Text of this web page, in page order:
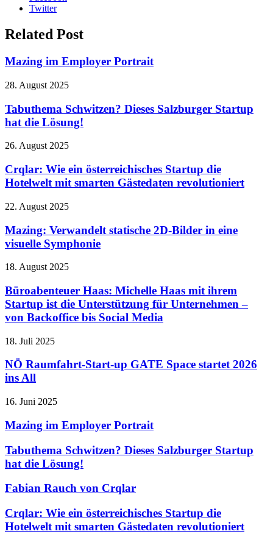
Twitter
Related Post
Mazing im Employer Portrait
28. August 2025
Tabuthema Schwitzen? Dieses Salzburger Startup
hat die Lösung!
26. August 2025
Crqlar: Wie ein österreichisches Startup die
Hotelwelt mit smarten Gästedaten revolutioniert
22. August 2025
Mazing: Verwandelt statische 2D-Bilder in eine
visuelle Symphonie
18. August 2025
Büroabenteuer Haas: Michelle Haas mit ihrem
Startup ist die Unterstützung für Unternehmen –
von Backoffice bis Social Media
18. Juli 2025
NÖ Raumfahrt-Start-up GATE Space startet 2026
ins All
16. Juni 2025
Mazing im Employer Portrait
Tabuthema Schwitzen? Dieses Salzburger Startup
hat die Lösung!
Fabian Rauch von Crqlar
Crqlar: Wie ein österreichisches Startup die
Hotelwelt mit smarten Gästedaten revolutioniert